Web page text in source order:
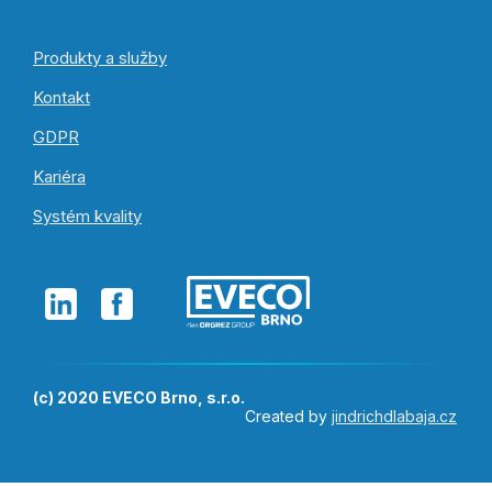
Produkty a služby
Kontakt
GDPR
Kariéra
Systém kvality
(c) 2020 EVECO Brno, s.r.o.
Created by jindrichdlabaja.cz